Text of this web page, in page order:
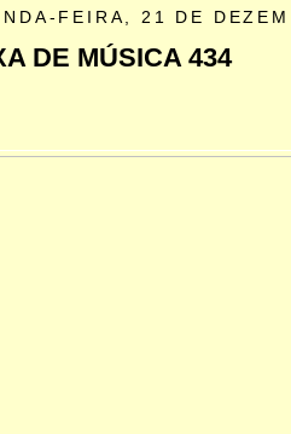
FEIRA, 21 DE
DE MÚSICA 434